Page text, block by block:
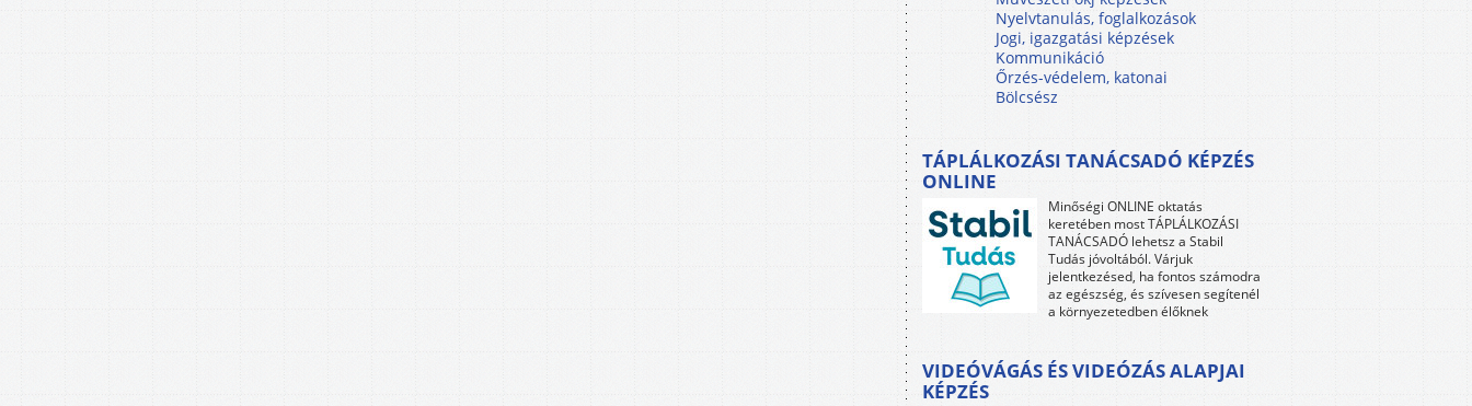
Nyelvtanulás, foglalkozások
Jogi, igazgatási képzések
Kommunikáció
Őrzés-védelem, katonai
Bölcsész
TÁPLÁLKOZÁSI TANÁCSADÓ KÉPZÉS
ONLINE
Minőségi ONLINE oktatás
keretében most TÁPLÁLKOZÁSI
TANÁCSADÓ lehetsz a Stabil
Tudás jóvoltából. Várjuk
jelentkezésed, ha fontos számodra
az egészség, és szívesen segítenél
a környezetedben élőknek
VIDEÓVÁGÁS ÉS VIDEÓZÁS ALAPJAI
KÉPZÉS